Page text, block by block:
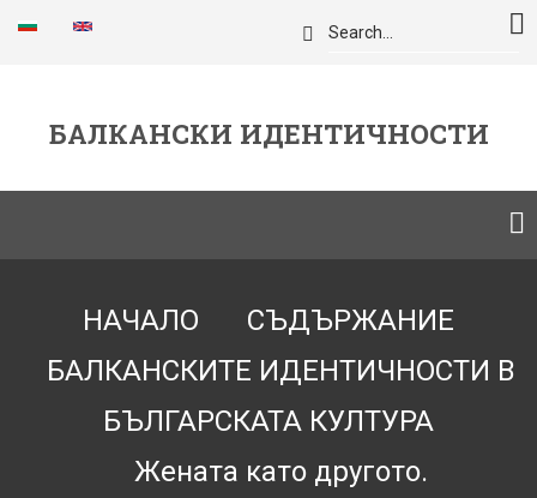
Търси
БАЛКАНСКИ ИДЕНТИЧНОСТИ
Breadcrumb
НАЧАЛО
СЪДЪРЖАНИЕ
БАЛКАНСКИТЕ ИДЕНТИЧНОСТИ В
БЪЛГАРСКАТА КУЛТУРА
Жената като другото.